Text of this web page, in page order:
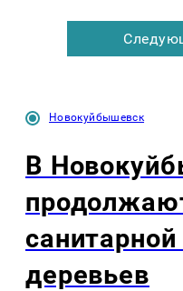
Новокуйбышевск
В
деревьев